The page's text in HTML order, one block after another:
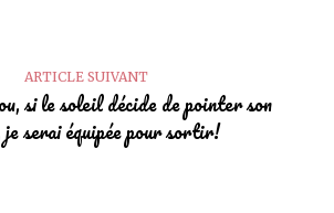
ARTICLE SUIVANT
si le soleil décide de pointer son
je serai équipée pour sortir!